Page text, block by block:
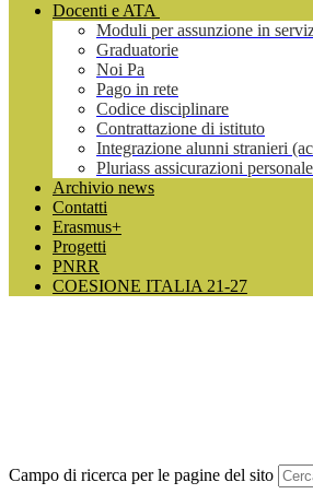
Docenti e ATA
Moduli per assunzione in
Graduatorie
Noi Pa
Pago in rete
Codice disciplinare
Contrattazione di istituto
Integrazione alunni stranieri
Pluriass assicurazioni
Archivio news
Contatti
Erasmus+
Progetti
PNRR
COESIONE ITALIA 21-27
Campo di ricerca per le pagine del sito